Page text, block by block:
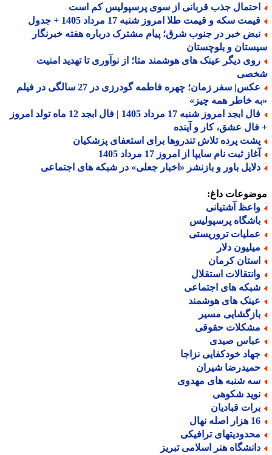
جذب قربانی از سوی پرسپولیس کم است
سکه و قیمت طلا امروز شنبه 17 مرداد 1405 + جدول
خبر در جنوب شرق؛ پیام مشترک درباره هفته خبرنگار
و بلوچستان
دیگر عینک های هوشمند متا؛ از نوآوری تا تهدید امنیت
عکس| سفر زمان؛ چهره فاطمه گودرزی در 27 سالگی در فیلم
خاطر همه چیز»
فال ابجد امروز شنبه 17 مرداد 1405 | فال ابجد 12 ماه تولد امروز
عشق، کار و آینده
پرده تلاش تندروها برای استعفای پزشکیان
ثبت نام سایپا از امروز 17 مرداد 1405
باور و بازنشر «اخبار جعلی» در شبکه های اجتماعی
داغ:
آشتیانی
پرسپولیس
تروریستی
دلار
کرمان
استقلال
های اجتماعی
های هوشمند
مسیر
حقوقی
صیدی
خودکفایی نزاجا
شیران
شنبه های مهدوی
شکوهی
قبادیان
نهال
ترافیکی
هنر اسلامی تبریز